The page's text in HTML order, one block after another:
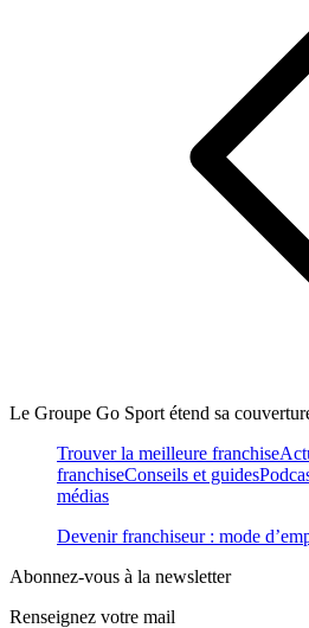
Le Groupe Go Sport étend sa
Trouver la meilleure franchise
franchiseConseils et guides
médias
Devenir franchiseur : mode
Abonnez-vous à la newsletter
Renseignez votre mail